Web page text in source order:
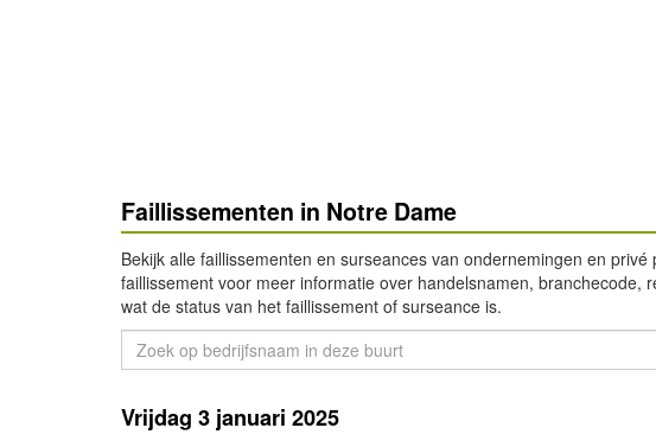
Faillissementen in Notre Dame
Bekijk alle faillissementen en surseances van ondernemingen en
faillissement voor meer informatie over handelsnamen, branchecode,
wat de status van het faillissement of surseance is.
Vrijdag 3 januari 2025